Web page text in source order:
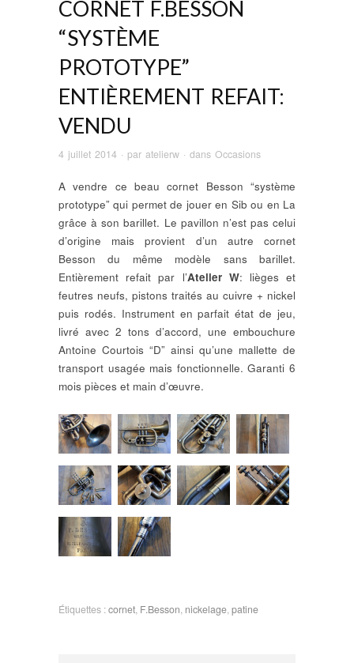
CORNET F.BESSON
“SYSTÈME
PROTOTYPE”
ENTIÈREMENT REFAIT:
VENDU
4 juillet 2014 · par atelierw · dans Occasions
A vendre ce beau cornet Besson “système
prototype” qui permet de jouer en Sib ou en La
grâce à son barillet. Le pavillon n’est pas celui
d’origine mais provient d’un autre cornet
Besson du même modèle sans barillet.
Entièrement refait par l’Atelier W: lièges et
feutres neufs, pistons traités au cuivre + nickel
puis rodés. Instrument en parfait état de jeu,
livré avec 2 tons d’accord, une embouchure
Antoine Courtois “D” ainsi qu’une mallette de
transport usagée mais fonctionnelle. Garanti 6
mois pièces et main d’œuvre.
Étiquettes :cornet, F.Besson, nickelage,patine